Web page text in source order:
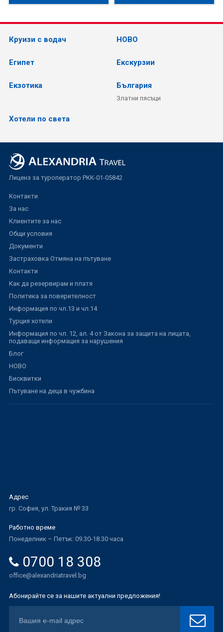
Круизи с водач НОВО
Египет Екскурзии
Екзотика България
Златни пясъци
Хотели по света
Лиценз за туроператор РКК-01-05842
Контакти
За нас
Клиентите за нас
Общи условия
Документи
Застраховка Отмяна на пътуване
Контакти
Как да резервирам и платя
Политика за поверителност
Информация по чл.13 и чл.14
Турция хотели
Информация по чл. 12, ал. 4 от Закона за защита на лицата,
подаващи информация за нарушения
Блог
НОВО
Бисквитки
Пътуване на деца в чужбина
Адрес
гр. София, ул. Тракия № 33
Работно време
Понеделник – Петък: 09.30-18.30 часа
0700 18 308
office@alexandriatravel.bg
Абонирайте се за нашите актуални предложения!